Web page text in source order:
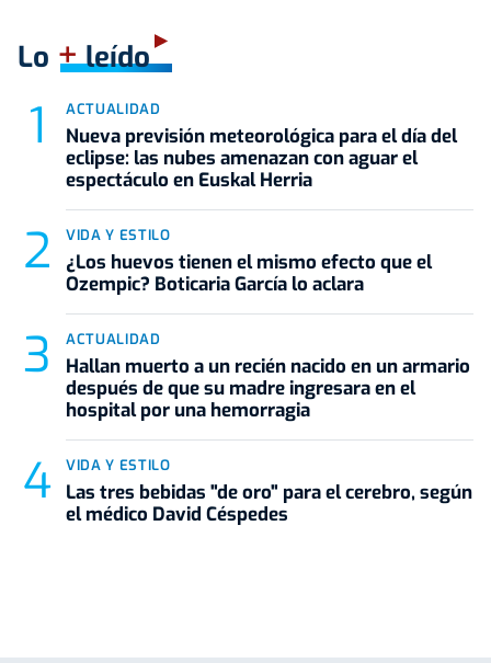
Lo +leído
ACTUALIDAD
Nueva previsión meteorológica para el día del
eclipse: las nubes amenazan con aguar el
espectáculo en Euskal Herria
VIDA Y ESTILO
¿Los huevos tienen el mismo efecto que el
Ozempic? Boticaria García lo aclara
ACTUALIDAD
Hallan muerto a un recién nacido en un armario
después de que su madre ingresara en el
hospital por una hemorragia
VIDA Y ESTILO
Las tres bebidas "de oro" para el cerebro, según
el médico David Céspedes